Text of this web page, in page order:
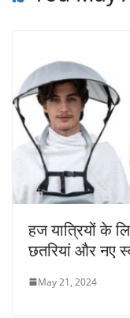
हज यात्रियों के
छतरियां और नए
May 21, 2024